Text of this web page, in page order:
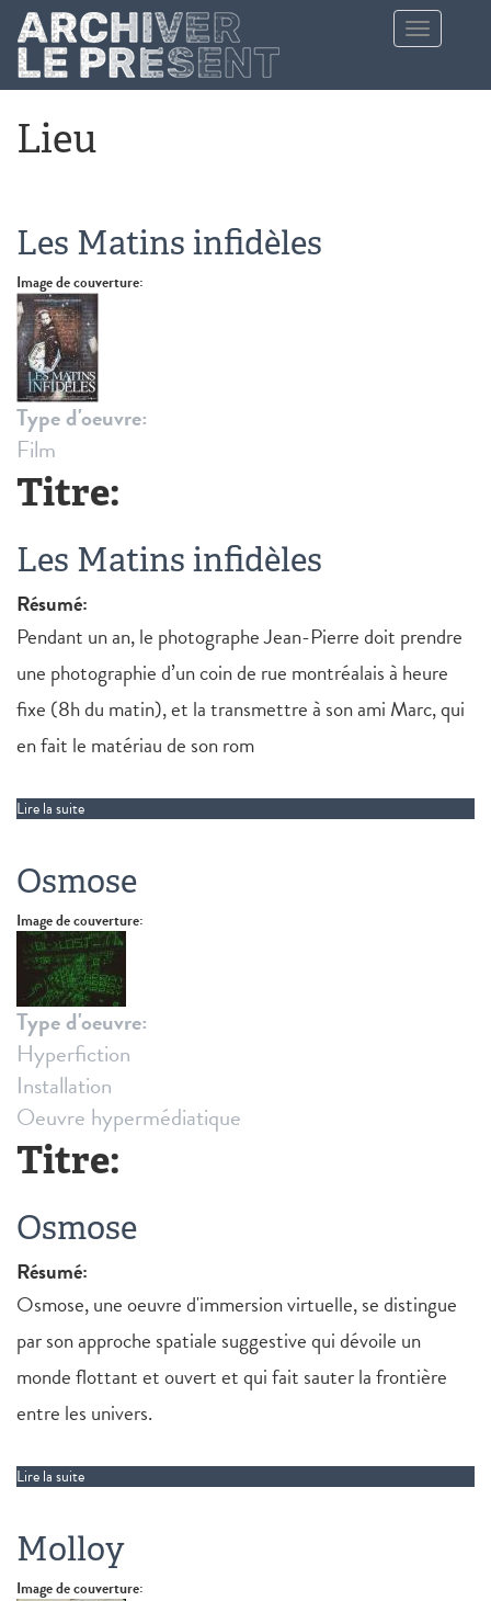
Aller au contenu principal
Toggle
navigation
Lieu
Les Matins infidèles
Image de couverture:
Type d'oeuvre:
Film
Titre:
Les Matins infidèles
Résumé:
Pendant un an, le photographe Jean-Pierre doit prendre
une photographie d’un coin de rue montréalais à heure
fixe (8h du matin), et la transmettre à son ami Marc, qui
en fait le matériau de son rom
Lire la suite
Osmose
Image de couverture:
Type d'oeuvre:
Hyperfiction
Installation
Oeuvre hypermédiatique
Titre:
Osmose
Résumé:
Osmose, une oeuvre d'immersion virtuelle, se distingue
par son approche spatiale suggestive qui dévoile un
monde flottant et ouvert et qui fait sauter la frontière
entre les univers.
Lire la suite
Molloy
Image de couverture: